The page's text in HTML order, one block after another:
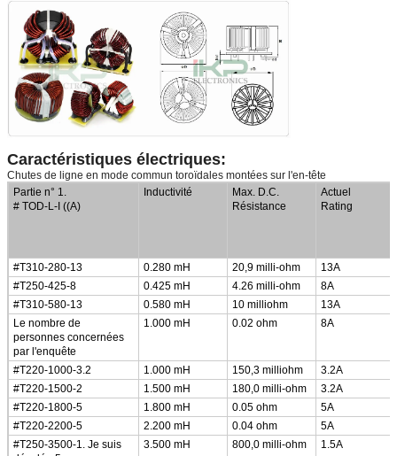
Caractéristiques électriques:
Chutes de ligne en mode commun toroïdales montées sur l'en-tête
Partie n° 1.
# TOD-L-I ((A)
Inductivité
Max. D.C.
Résistance
Actuel
Rating
#T310-280-13 0.280 mH 20,9 milli-ohm
13A
#T250-425-8
0.425 mH 4.26 milli-ohm
8A
#T310-580-13
0.580 mH 10 milliohm
13A
Le nombre de
personnes concernées
par l'enquête
1.000 mH 0.02 ohm 8A
#T220-1000-3.2 1.000 mH 150,3 milliohm
3.2A
#T220-1500-2
1.500 mH 180,0 milli-ohm
3.2A
#T220-1800-5
1.800 mH 0.05 ohm
5A
#T220-2200-5
2.200 mH 0.04 ohm
5A
#T250-3500-1. Je suis
3.500 mH 800,0 milli-ohm 1.5A